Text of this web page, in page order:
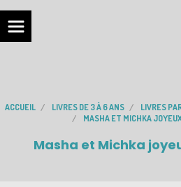
ACCUEIL LIVRES DE 3 À 6 ANS LIVRES
MASHA ET MICHKA
Masha et Michka